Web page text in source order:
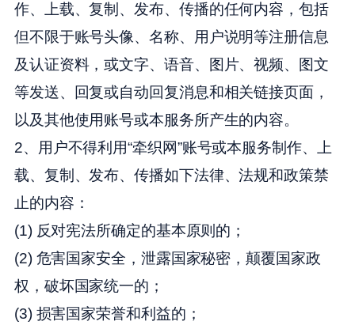
作、上载、复制、发布、传播的任何内容，包括
但不限于账号头像、名称、用户说明等注册信息
及认证资料，或文字、语音、图片、视频、图文
等发送、回复或自动回复消息和相关链接页面，
以及其他使用账号或本服务所产生的内容。
2、用户不得利用“牵织网”账号或本服务制作、上
载、复制、发布、传播如下法律、法规和政策禁
止的内容：
(1) 反对宪法所确定的基本原则的；
(2) 危害国家安全，泄露国家秘密，颠覆国家政
权，破坏国家统一的；
(3) 损害国家荣誉和利益的；